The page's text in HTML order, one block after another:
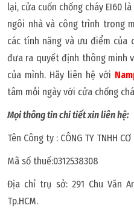
lại, cửa cuốn chống cháy EI60
ngôi nhà và công trình trong
các tính năng và ưu điểm của
đưa ra quyết định thông minh
của mình. Hãy liên hệ với
tâm mỗi ngày với cửa chống
Mọi thông tin chi tiết xin liên hệ:
Tên Công ty : CÔNG TY TNHH
Mã số thuế:0312538308
Địa chỉ trụ sở: 291 Chu Văn
Tp.HCM.